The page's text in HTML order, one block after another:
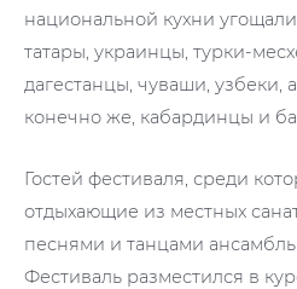
национальной кухни
татары, украинцы, турки-
дагестанцы, чуваши, узбеки,
конечно же, кабардинцы и
Гостей фестиваля, среди
отдыхающие из местных
песнями и танцами ансамбль
Фестиваль разместился в